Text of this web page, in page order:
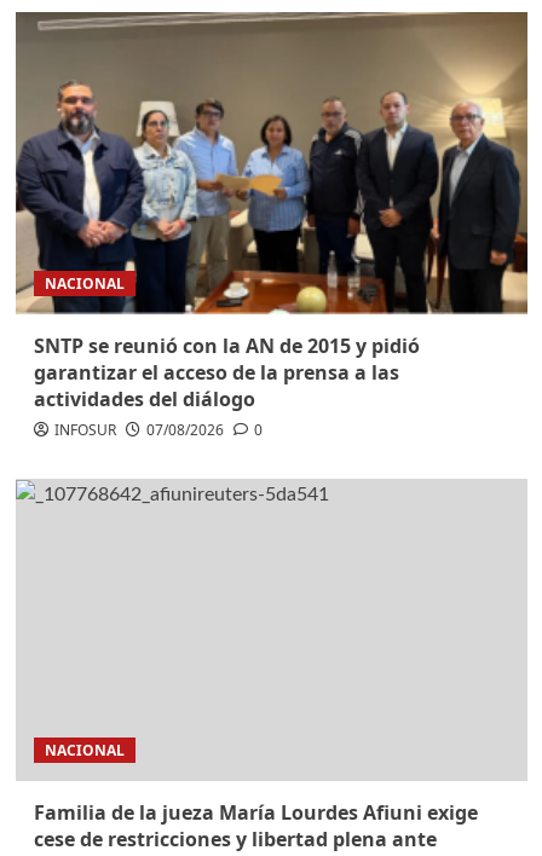
NACIONAL
SNTP se reunió con la AN de 2015 y pidió
garantizar el acceso de la prensa a las
actividades del diálogo
INFOSUR 07/08/2026 0
NACIONAL
Familia de la jueza María Lourdes Afiuni exige
cese de restricciones y libertad plena ante